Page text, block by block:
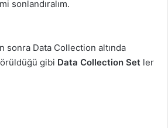
sonlandıralım.
sonra Data Collection altında
gibi Data Collection Set ler